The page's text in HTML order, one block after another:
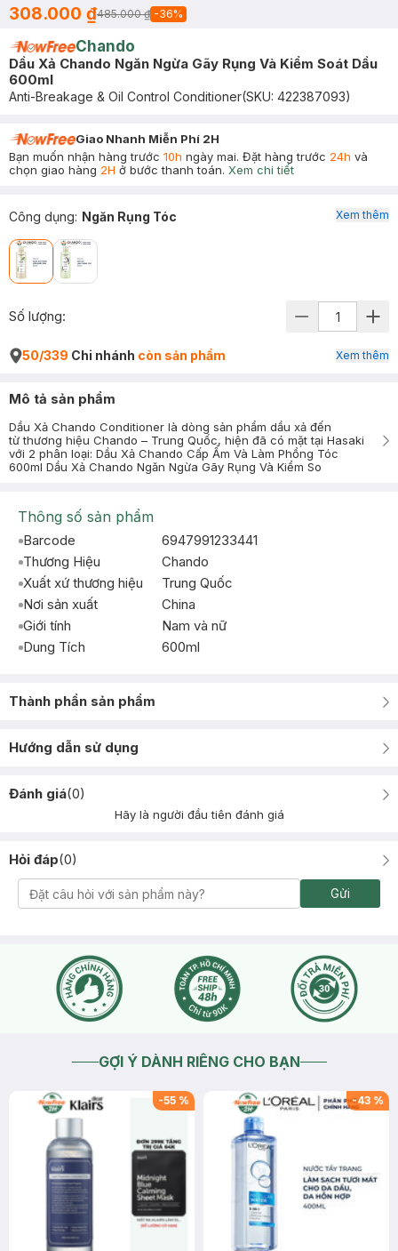
308.000 ₫485.000 ₫ -36%
Chando
Dầu Xả Chando Ngăn Ngừa Gãy Rụng Và Kiểm Soát Dầu
600ml
Anti-Breakage & Oil Control Conditioner(SKU: 422387093)
Giao Nhanh Miễn Phí 2H
Bạn muốn nhận hàng trước 10h ngày mai. Đặt hàng trước 24h và
chọn giao hàng 2H ở bước thanh toán. Xem chi tiết
Công dụng: Ngăn Rụng Tóc Xem thêm
Số lượng:
50/339 Chi nhánh còn sản phẩm Xem thêm
Mô tả sản phẩm
Dầu Xả Chando Conditioner là dòng sản phẩm dầu xả đến
từ thương hiệu Chando – Trung Quốc, hiện đã có mặt tại Hasaki
với 2 phân loại: Dầu Xả Chando Cấp Ẩm Và Làm Phồng Tóc
600ml Dầu Xả Chando Ngăn Ngừa Gãy Rụng Và Kiểm So
Thông số sản phẩm
Barcode
6947991233441
Thương Hiệu
Chando
Xuất xứ thương hiệu
Trung Quốc
Nơi sản xuất
China
Giới tính
Nam và nữ
Dung Tích
600ml
Thành phần sản phẩm
Hướng dẫn sử dụng
Đánh giá(0)
Hãy là người đầu tiên đánh giá
Hỏi đáp(0)
Gửi
GỢI Ý DÀNH RIÊNG CHO BẠN
-55 % -43 %